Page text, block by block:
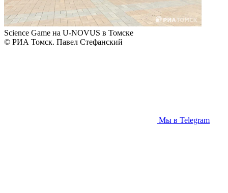
Science Game на U-NOVUS в Томске
© РИА Томск. Павел Стефанский
Мы в Telegram